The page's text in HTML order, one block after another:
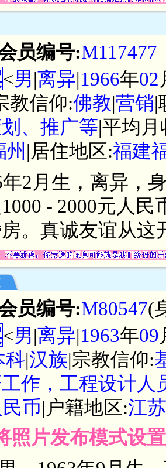
员编号:M117477
<男|离异|1966年02
教信仰:佛教|营销|
、推广等|平均月
|居住地区:福建
年2月生，离异，
- 2000元人
。真诚友谊从这
员编号:M80547(
<男|离异|1963年09
科|汉族|宗教信仰:
作，工程设计人
币|户籍地区:江
照片发布模式设